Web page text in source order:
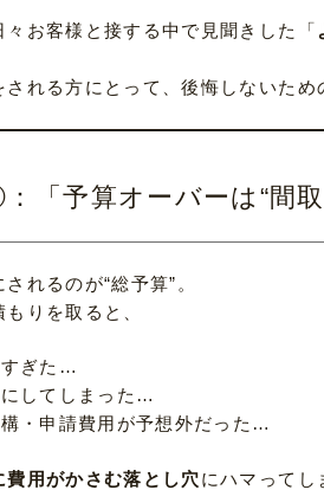
お客様と接する中で見聞きした「
れる方にとって、後悔しないため
「予算オーバーは“間取
れるのが“総予算”。
りを取ると、
ぎた…
してしまった…
・申請費用が予想外だった…
費用がかさむ落とし穴にハマってし